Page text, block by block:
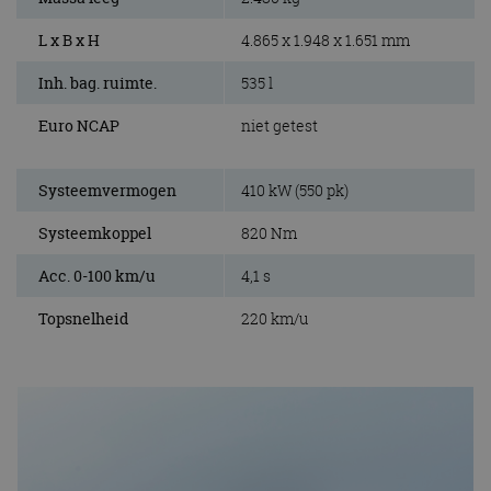
L x B x H 4.865 x 1.948 x 1.651 mm
Inh. bag. ruimte. 535 l
Euro NCAP niet getest
Systeemvermogen 410 kW (550 pk)
Systeemkoppel 820 Nm
Acc. 0-100 km/u 4,1 s
Topsnelheid 220 km/u